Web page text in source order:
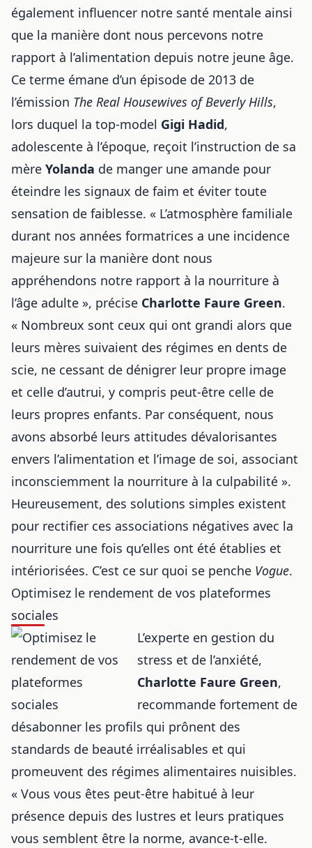
également influencer notre santé mentale ainsi
que la manière dont nous percevons notre
rapport à l’alimentation depuis notre jeune âge.
Ce terme émane d’un épisode de 2013 de
l’émission The Real Housewives of Beverly Hills,
lors duquel la top-model Gigi Hadid,
adolescente à l’époque, reçoit l’instruction de sa
mère Yolanda de manger une amande pour
éteindre les signaux de faim et éviter toute
sensation de faiblesse. « L’atmosphère familiale
durant nos années formatrices a une incidence
majeure sur la manière dont nous
appréhendons notre rapport à la nourriture à
l’âge adulte », précise Charlotte Faure Green.
« Nombreux sont ceux qui ont grandi alors que
leurs mères suivaient des régimes en dents de
scie, ne cessant de dénigrer leur propre image
et celle d’autrui, y compris peut-être celle de
leurs propres enfants. Par conséquent, nous
avons absorbé leurs attitudes dévalorisantes
envers l’alimentation et l’image de soi, associant
inconsciemment la nourriture à la culpabilité ».
Heureusement, des solutions simples existent
pour rectifier ces associations négatives avec la
nourriture une fois qu’elles ont été établies et
intériorisées. C’est ce sur quoi se penche Vogue.
Optimisez le rendement de vos plateformes
sociales
L’experte en gestion du
stress et de l’anxiété,
Charlotte Faure Green,
recommande fortement de
désabonner les profils qui prônent des
standards de beauté irréalisables et qui
promeuvent des régimes alimentaires nuisibles.
« Vous vous êtes peut-être habitué à leur
présence depuis des lustres et leurs pratiques
vous semblent être la norme, avance-t-elle.